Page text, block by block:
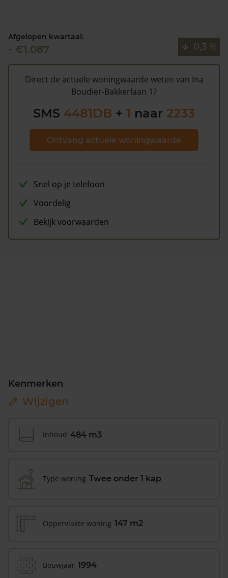
De gemeentelijke WOZ waarde van Ina Boudier-
Bakkerlaan 1 is €306.000 (2020). Volgens Kadasterdata
is de kans laag dat deze waarde te hoog is en dat er
bespaard zou kunnen worden op de gemeentelijke
belastingen. Met hetgratis WOZ alarmbent u elk jaar
op besparing. Schrijf uhier gratis in.
Afgelopen kwartaal:
- €1.087 0,3 %
Direct de actuele woningwaarde weten van Ina
Boudier-Bakkerlaan 1?
SMS 4481DB + 1 naar 2233
Ontvang actuele woningwaarde
Snel op je telefoon
Voordelig
Bekijk voorwaarden
Kenmerken
Wijzigen
Inhoud 484 m3
Type woning Twee onder 1 kap
Oppervlakte woning 147 m2
Bouwjaar 1994